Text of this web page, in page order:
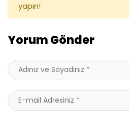
yapın!
Yorum Gönder